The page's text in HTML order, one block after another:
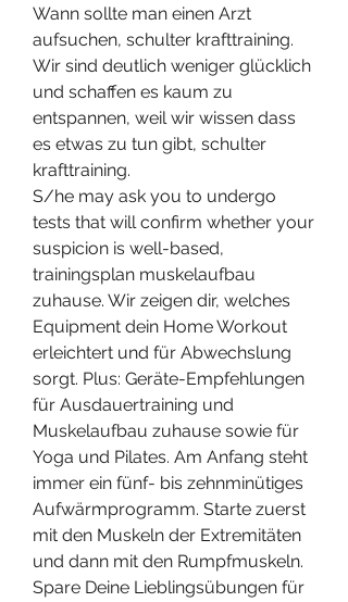
Wann sollte man einen Arzt
aufsuchen, schulter krafttraining.
Wir sind deutlich weniger glücklich
und schaffen es kaum zu
entspannen, weil wir wissen dass
es etwas zu tun gibt, schulter
krafttraining.
S/he may ask you to undergo
tests that will confirm whether your
suspicion is well-based,
trainingsplan muskelaufbau
zuhause. Wir zeigen dir, welches
Equipment dein Home Workout
erleichtert und für Abwechslung
sorgt. Plus: Geräte-Empfehlungen
für Ausdauertraining und
Muskelaufbau zuhause sowie für
Yoga und Pilates. Am Anfang steht
immer ein fünf- bis zehnminütiges
Aufwärmprogramm. Starte zuerst
mit den Muskeln der Extremitäten
und dann mit den Rumpfmuskeln.
Spare Deine Lieblingsübungen für